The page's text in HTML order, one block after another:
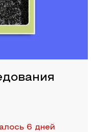
6 дней